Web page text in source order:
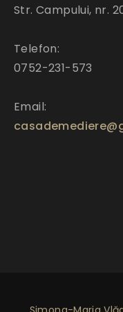
Str. Campului, nr.
Telefon:
0752-231-573
Email: